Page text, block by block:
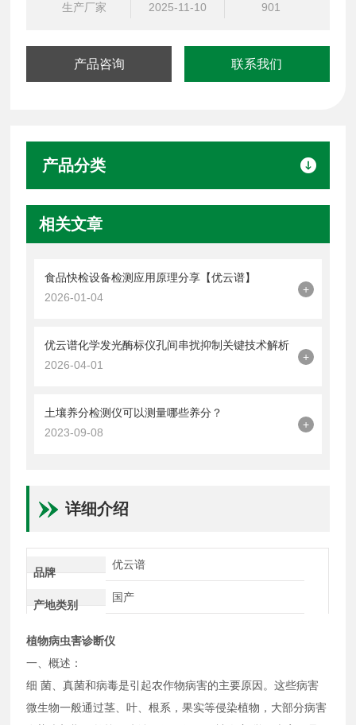
生产厂家
2025-11-10
901
产品咨询 联系我们
产品分类
相关文章
食品快检设备检测应用原理分享【优云谱】
2026-01-04
+
优云谱化学发光酶标仪孔间串扰抑制关键技术解析
2026-04-01
+
土壤养分检测仪可以测量哪些养分？
2023-09-08
+
详细介绍
品牌
优云谱
产地类别
国产
植物病虫害诊断仪
一、概述：
细 菌、真菌和病毒是引起农作物病害的主要原因。这些病害
微生物一般通过茎、叶、根系，果实等侵染植物，大部分病害